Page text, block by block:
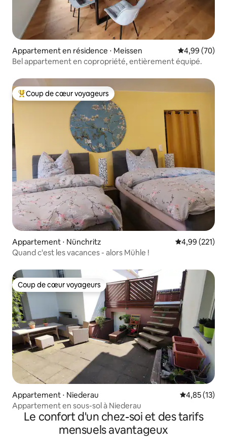
Appartement en résidence ⋅ Meissen Évaluation
4,99 (70)
Bel appartement en copropriété, entièrement équipé.
Coups de cœur voyageurs les plus appréciés
Coup de cœur voyageurs
Appartement ⋅ Nünchritz Évaluation
4,99 (221)
Quand c'est les vacances - alors Mühle !
Coup de cœur voyageurs
Coup de cœur voyageurs
Appartement ⋅ Niederau Évaluation
4,85 (13)
Appartement en sous-sol à Niederau
Le confort d'un chez-soi et des tarifs
mensuels avantageux